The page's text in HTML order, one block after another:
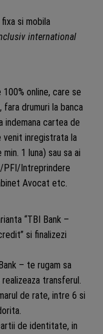
si mobila
international
online, care se
drumuri la banca
indemana cartea de
venit inregistrata la
1 luna) sau sa ai
PFI/Intreprindere
Avocat etc.
“TBI Bank –
si finalizezi
– te rugam sa
transferul.
de rate, intre 6 si
de identitate, in